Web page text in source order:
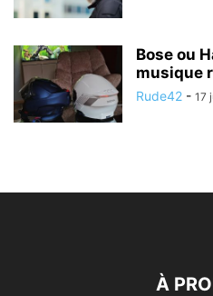
Bose ou
musique
Rude42 - 17
À